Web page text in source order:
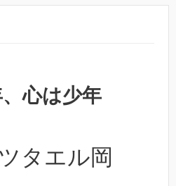
心は少年
タエル岡